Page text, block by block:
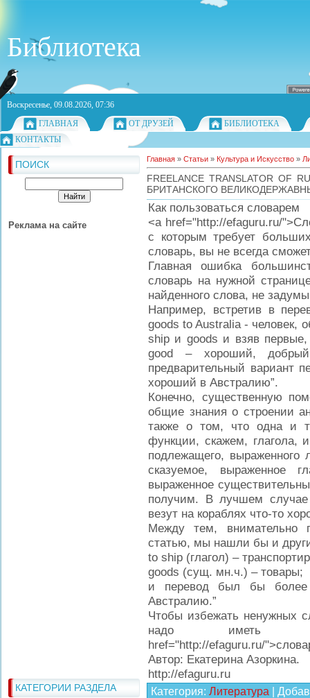
Библиотека
Воскресенье, 09.08.2026, 07:36
ГЛАВНАЯ
ОТ ДРУЗЕЙ
БИБЛИОТЕКА
КОНТАКТЫ
ПОИСК
Реклама на сайте
КАТЕГОРИИ РАЗДЕЛА
Главная » Статьи » Культура и Искусство »
FREELANCE TRANSLATOR OF
БРИТАНСКОГО
Как пользоваться словарем
<a href="http://efaguru.ru/
с которым требует
словарь, вы не всегда
Главная ошибка
словарь на нужной
найденного слова, не
Например, встретив в
goods to Australia - человек,
ship и goods и взяв
good – хороший,
предварительный вариант
хороший в Австралию”.
Конечно, существенную
общие знания о строении
также о том, что одна и
функции, скажем, глагола,
подлежащего,
сказуемое, выраженное
выраженное
получим. В лучшем случае
везут на кораблях что-то
Между тем, внимательно
статью, мы нашли бы и
to ship (глагол) –
goods (сущ. мн.ч.) – товары;
и перевод был бы более
Австралию.”
Чтобы избежать ненужных
надо иметь
href="http://efaguru.ru/
Автор: Екатерина Азоркина.
http://efaguru.ru
Категория: Литература